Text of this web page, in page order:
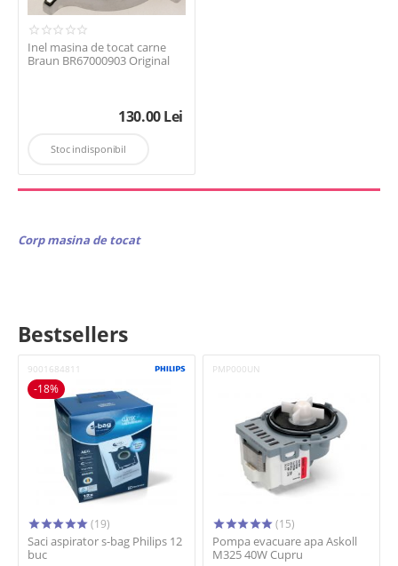
Inel masina de tocat carne
Braun BR67000903 Original
130.00Lei
Stoc indisponibil
Corp masina de tocat
Bestsellers
9001684811
-18%
(19)
Saci aspirator s-bag Philips 12
buc
PMP000UN
(15)
Pompa evacuare apa Askoll
M325 40W Cupru